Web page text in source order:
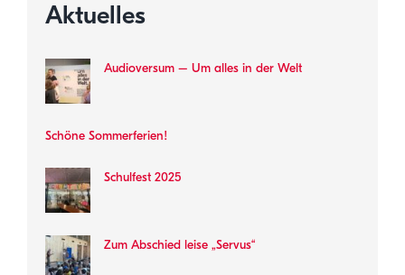
Aktuelles
Audioversum – Um alles in der Welt
Schöne Sommerferien!
Schulfest 2025
Zum Abschied leise „Servus“